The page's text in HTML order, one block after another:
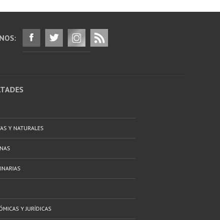
Y NATURALES
Y JURÍDICAS